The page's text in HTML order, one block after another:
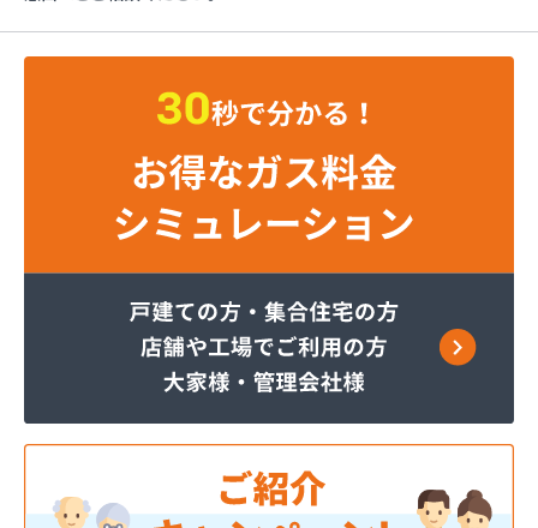
つくばね石油(株)
つくば市谷田部農業協同組合
トヤマ商店
なめがた農機燃料(株) ガスセンター
ふじた燃料
やさと農業協同組合
よしのや石油店
リフォメックスナカヤマ(有)
磯山石油店
稲葉燃料店